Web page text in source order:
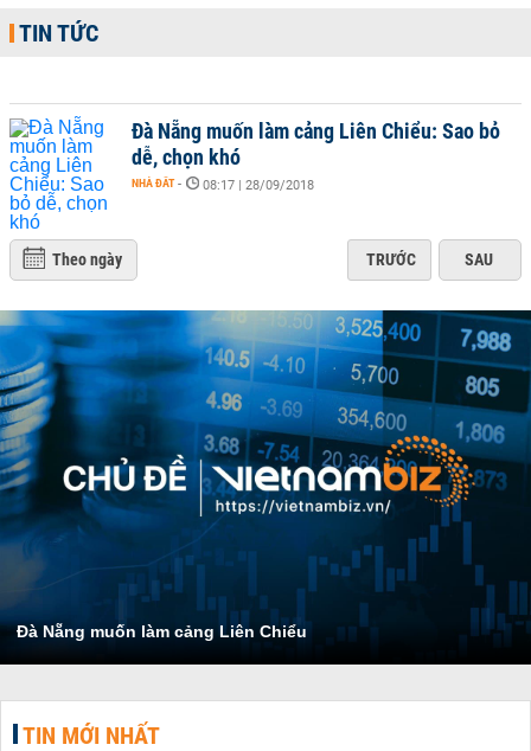
TIN TỨC
Đà Nẵng muốn làm cảng Liên Chiểu: Sao bỏ
dễ, chọn khó
NHÀ ĐẤT - 08:17 | 28/09/2018
Theo ngày TRƯỚC SAU
Đà Nẵng muốn làm cảng Liên Chiểu
TIN MỚI NHẤT